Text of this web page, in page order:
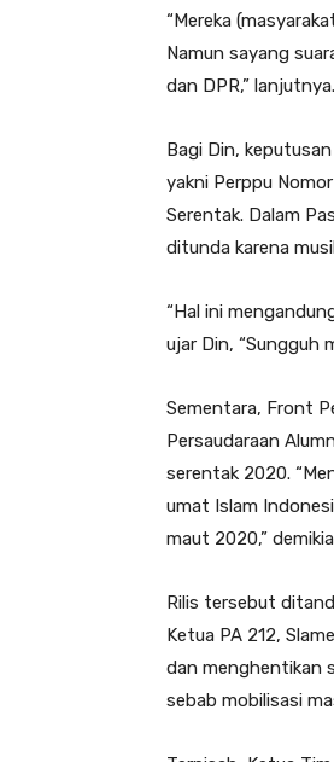
“Mereka
Namun sayang
dan DPR,” lanjutnya.
Bagi Din,
yakni Perppu
Serentak. Dalam
ditunda karena
“Hal ini
ujar Din, “Sungguh
Sementara, Front
Persaudaraan
serentak 2020.
umat Islam
maut 2020,”
Rilis tersebut
Ketua PA 212,
dan menghentikan
sebab mobilisasi